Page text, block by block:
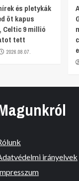
és pletykák
öt kapus
9 millió
tett
2026.08.07.
irányelvek